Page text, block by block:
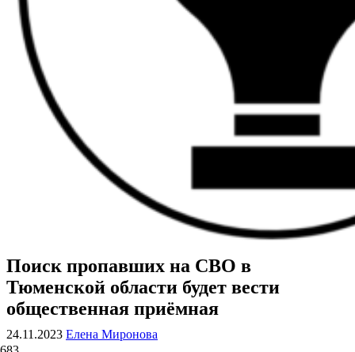
ВОЕННЫЕ СТРАНИЦЫ
СТАТЬИ ВОЕННОЙ ТЕМАТИКИ
Поиск пропавших на СВО в
Тюменской области будет вести
общественная приёмная
24.11.2023 Елена Миронова